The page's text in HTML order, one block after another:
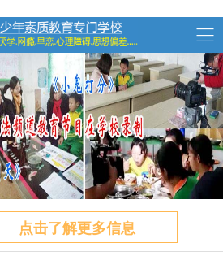
点击了解更多信息